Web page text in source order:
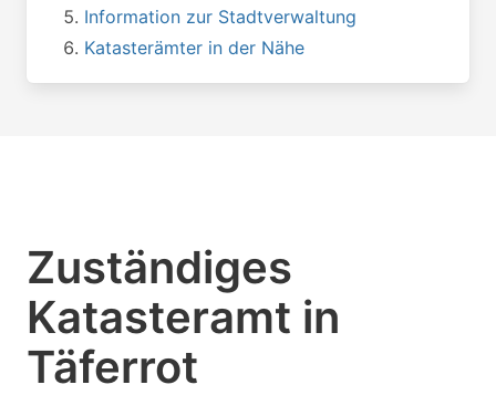
Information zur Stadtverwaltung
Katasterämter in der Nähe
Zuständiges
Katasteramt in
Täferrot